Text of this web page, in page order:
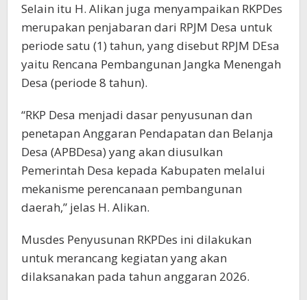
Selain itu H. Alikan juga menyampaikan RKPDes
merupakan penjabaran dari RPJM Desa untuk
periode satu (1) tahun, yang disebut RPJM DEsa
yaitu Rencana Pembangunan Jangka Menengah
Desa (periode 8 tahun).
“RKP Desa menjadi dasar penyusunan dan
penetapan Anggaran Pendapatan dan Belanja
Desa (APBDesa) yang akan diusulkan
Pemerintah Desa kepada Kabupaten melalui
mekanisme perencanaan pembangunan
daerah,” jelas H. Alikan.
Musdes Penyusunan RKPDes ini dilakukan
untuk merancang kegiatan yang akan
dilaksanakan pada tahun anggaran 2026.